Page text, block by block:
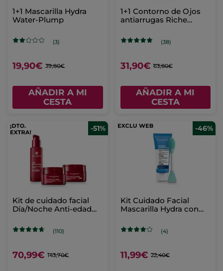
1+1 Mascarilla Hydra
Water-Plump
(3)
19,90€ 39,80€
AÑADIR A MI
CESTA
1+1 Contorno de Ojos
antiarrugas Riche
(38)
31,90€ 63,80€
AÑADIR A MI
CESTA
-51%
Kit de cuidado facial
Día/Noche Anti-edad
(110)
70,99€ 143,70€
-46%
Kit Cuidado Facial
Mascarilla Hydra con
(4)
11,99€ 22,40€